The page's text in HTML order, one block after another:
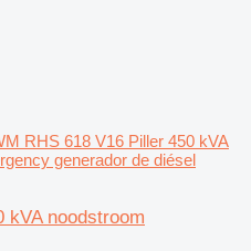
RHS 618 V16 Piller 450 kVA
generador de diésel
kVA noodstroom